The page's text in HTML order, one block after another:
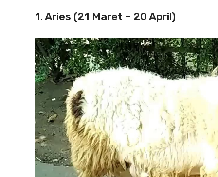
1. Aries (21 Maret – 20 April)